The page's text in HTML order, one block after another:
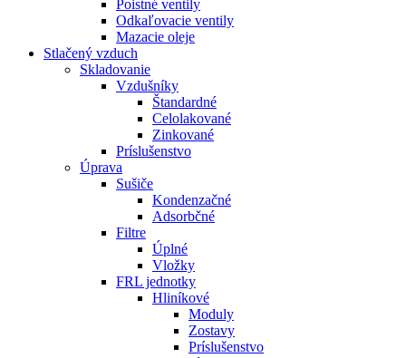
Poistné ventily
Odkaľovacie ventily
Mazacie oleje
Stlačený vzduch
Skladovanie
Vzdušníky
Štandardné
Celolakované
Zinkované
Príslušenstvo
Úprava
Sušiče
Kondenzačné
Adsorbčné
Filtre
Úplné
Vložky
FRL jednotky
Hliníkové
Moduly
Zostavy
Príslušenstvo